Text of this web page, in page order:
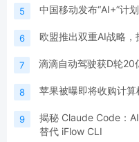
5 中国移动发布“AI+”计
6 欧盟推出双重AI战略
7 滴滴自动驾驶获D轮20
8 苹果被曝即将收购计
9
揭秘 Claude Code：
替代 iFlow CLI